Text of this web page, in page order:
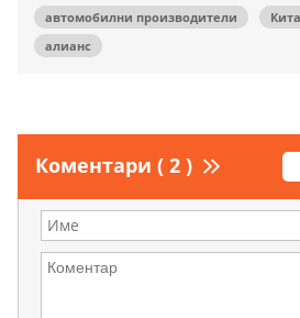
автомобилни производители
алианс
Коментари ( 2 )